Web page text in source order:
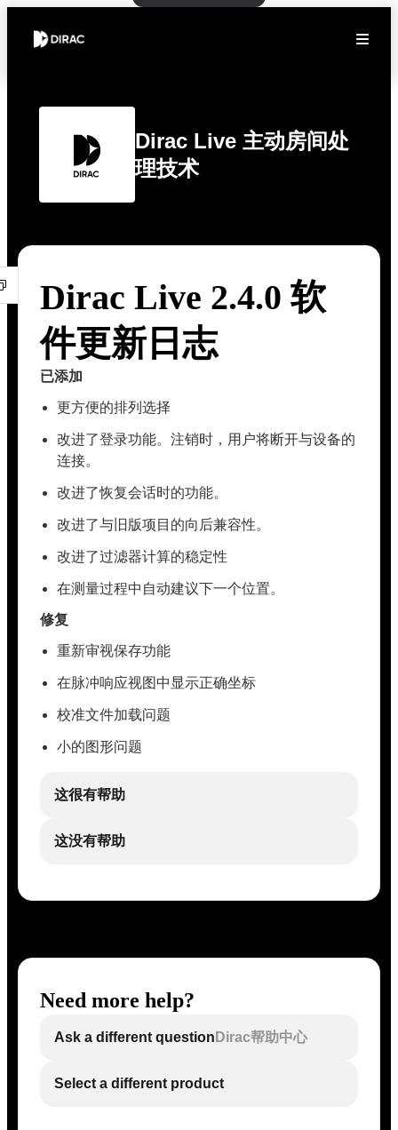
Dirac Live 主动房间处
理技术
Dirac Live 2.4.0 软
件更新日志
已添加
更方便的排列选择
改进了登录功能。注销时，用户将断开与设备的
连接。
改进了恢复会话时的功能。
改进了与旧版项目的向后兼容性。
改进了过滤器计算的稳定性
在测量过程中自动建议下一个位置。
修复
重新审视保存功能
在脉冲响应视图中显示正确坐标
校准文件加载问题
小的图形问题
这很有帮助
这没有帮助
Need more help?
Ask a different question Dirac帮助中心
Select a different product